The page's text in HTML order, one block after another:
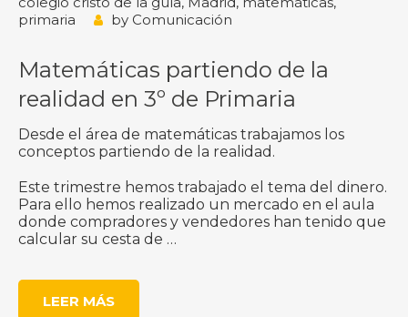
primaria
by Comunicación
Matemáticas partiendo de la
realidad en 3º de Primaria
Desde el área de matemáticas trabajamos los
conceptos partiendo de la realidad.
Este trimestre hemos trabajado el tema del dinero.
Para ello hemos realizado un mercado en el aula
donde compradores y vendedores han tenido que
calcular su cesta de …
LEER MÁS